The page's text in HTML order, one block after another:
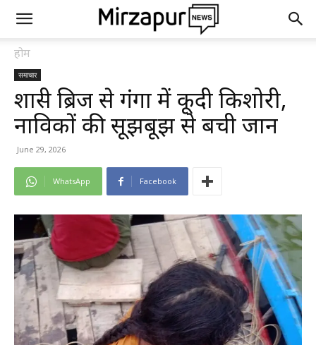
होम
समाचार
शास्त्री ब्रिज से गंगा में कूदी किशोरी,
नाविकों की सूझबूझ से बची जान
June 29, 2026
WhatsApp Facebook